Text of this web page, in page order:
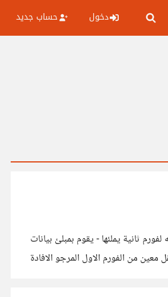
دخول حساب جديد
لفورم ثانية يملئها - يقوم بمبلئ بيانات
من الفورم الاول المرجو الافادة